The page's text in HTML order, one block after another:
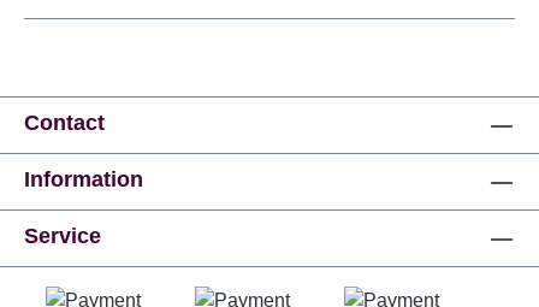
Contact
Information
Service